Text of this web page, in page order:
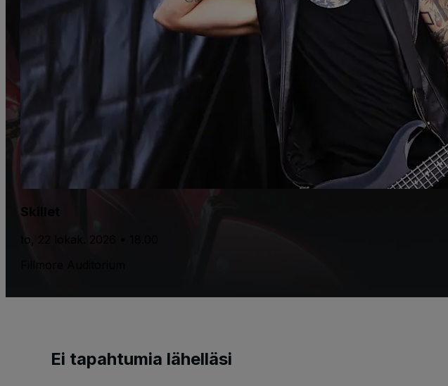
Skillet
to, 22 lokak. 2026 • 18.00
Ei tapahtumia lähelläsi